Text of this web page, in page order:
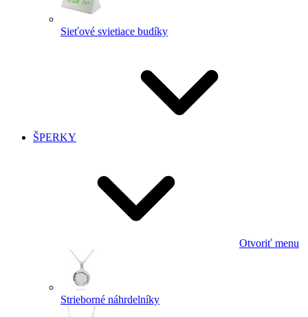
Sieťové svietiace budíky
ŠPERKY
Otvoriť menu
Strieborné náhrdelníky